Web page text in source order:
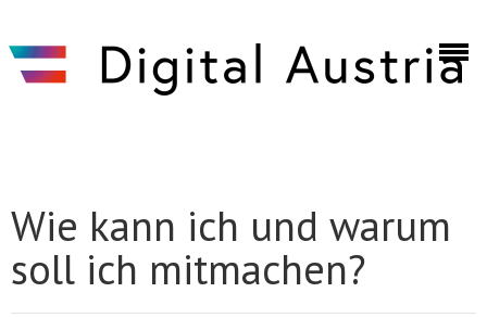
Wie kann ich und warum
soll ich mitmachen?